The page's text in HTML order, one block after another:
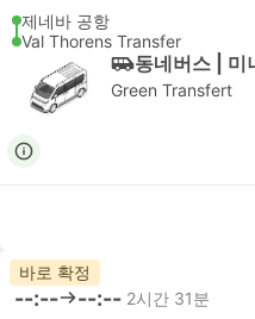
제네바 공항
Val Thorens Transfer
동네버스 | 미
Green Transfert
바로 확정
--:-- --:-- 2시간 31분